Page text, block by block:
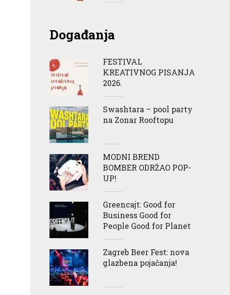
Događanja
FESTIVAL
KREATIVNOG PISANJA
2026.
Swashtara – pool party
na Zonar Rooftopu
MODNI BREND
BOMBER ODRŽAO POP-
UP!
Greencajt: Good for
Business Good for
People Good for Planet
Zagreb Beer Fest: nova
glazbena pojačanja!